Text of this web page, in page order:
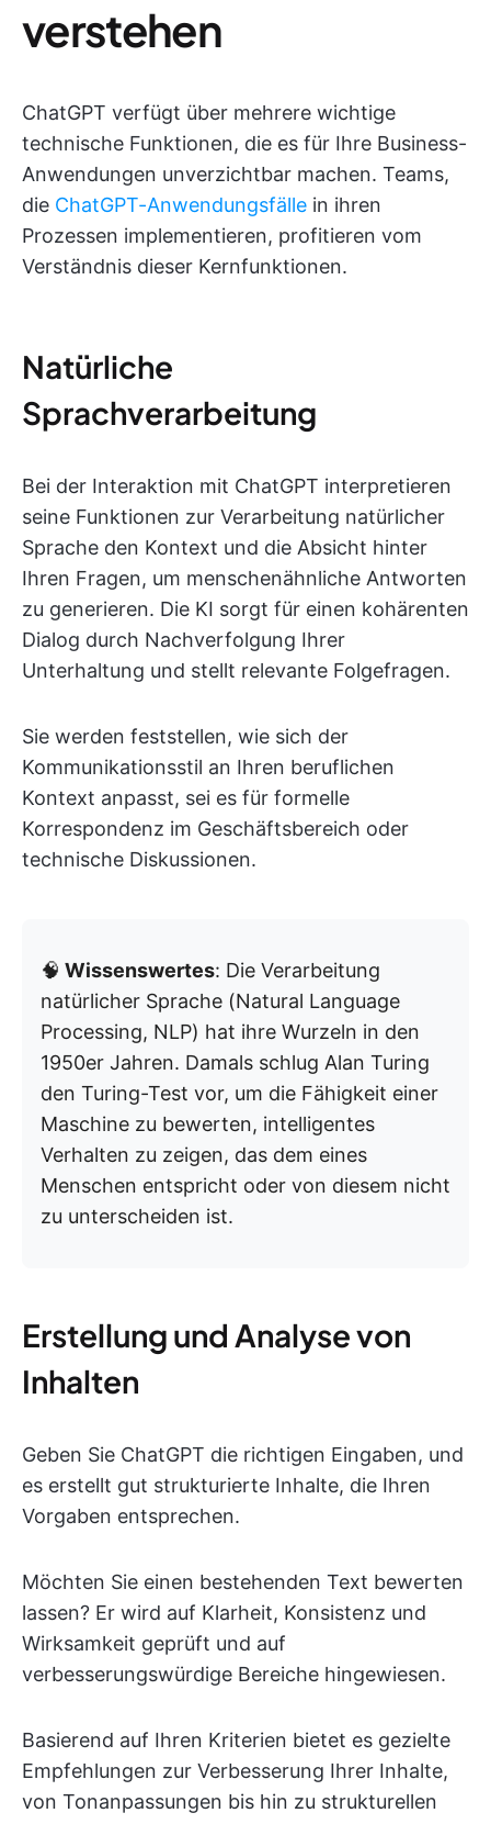
verstehen
ChatGPT verfügt über mehrere wichtige
technische Funktionen, die es für Ihre Business-
Anwendungen unverzichtbar machen. Teams,
die ChatGPT-Anwendungsfälle in ihren
Prozessen implementieren, profitieren vom
Verständnis dieser Kernfunktionen.
Natürliche
Sprachverarbeitung
Bei der Interaktion mit ChatGPT interpretieren
seine Funktionen zur Verarbeitung natürlicher
Sprache den Kontext und die Absicht hinter
Ihren Fragen, um menschenähnliche Antworten
zu generieren. Die KI sorgt für einen kohärenten
Dialog durch Nachverfolgung Ihrer
Unterhaltung und stellt relevante Folgefragen.
Sie werden feststellen, wie sich der
Kommunikationsstil an Ihren beruflichen
Kontext anpasst, sei es für formelle
Korrespondenz im Geschäftsbereich oder
technische Diskussionen.
🧠 Wissenswertes: Die Verarbeitung
natürlicher Sprache (Natural Language
Processing, NLP) hat ihre Wurzeln in den
1950er Jahren. Damals schlug Alan Turing
den Turing-Test vor, um die Fähigkeit einer
Maschine zu bewerten, intelligentes
Verhalten zu zeigen, das dem eines
Menschen entspricht oder von diesem nicht
zu unterscheiden ist.
Erstellung und Analyse von
Inhalten
Geben Sie ChatGPT die richtigen Eingaben, und
es erstellt gut strukturierte Inhalte, die Ihren
Vorgaben entsprechen.
Möchten Sie einen bestehenden Text bewerten
lassen? Er wird auf Klarheit, Konsistenz und
Wirksamkeit geprüft und auf
verbesserungswürdige Bereiche hingewiesen.
Basierend auf Ihren Kriterien bietet es gezielte
Empfehlungen zur Verbesserung Ihrer Inhalte,
von Tonanpassungen bis hin zu strukturellen